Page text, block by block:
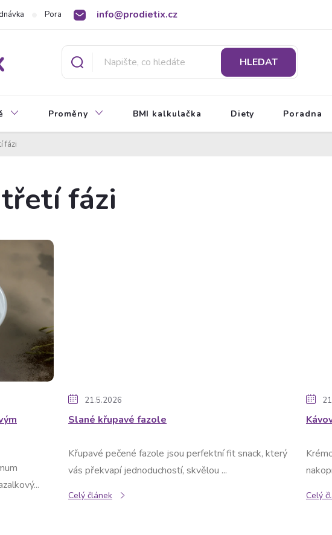
info@prodietix.cz
Poradna BMI kalkulačka O Prodietix dietě
HLEDAT
Proměny BMI kalkulačka Diety Poradna
fázi
fázi
21.5.2026
Slané křupavé fazole
Křupavé pečené fazole jsou perfektní fit snack, který
vás překvapí jednoduchostí, skvělou ...
Celý článek Celý